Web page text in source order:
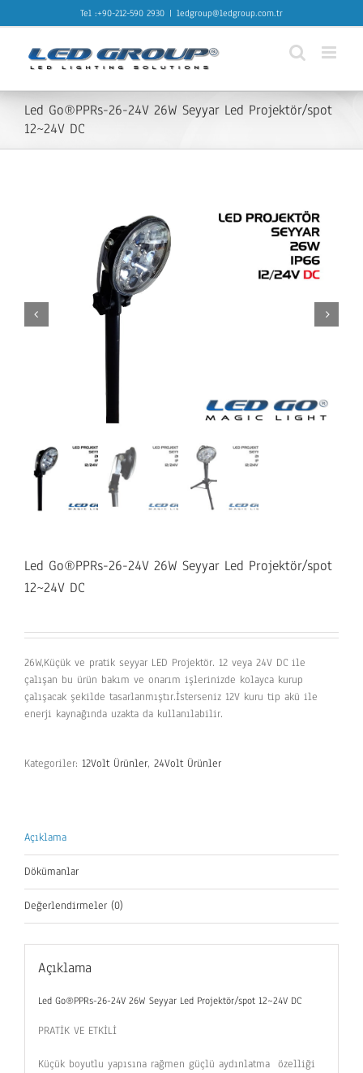
to
Tel :+90-212-590 2930 | ledgroup@ledgroup.com.tr
Led Go®PPRs-26-24V 26W Seyyar Led Projektör/spot
12~24V DC
Led Go®PPRs-26-24V 26W Seyyar Led Projektör/spot
12~24V DC
26W,Küçük ve pratik seyyar LED Projektör. 12 veya 24V DC ile
çalışan bu ürün bakım ve onarım işlerinizde kolayca kurup
çalışacak şekilde tasarlanmıştır.İsterseniz 12V kuru tip akü ile
enerji kaynağında uzakta da kullanılabilir.
Kategoriler: 12Volt Ürünler, 24Volt Ürünler
Açıklama
Dökümanlar
Değerlendirmeler (0)
Açıklama
Led Go®PPRs-26-24V 26W Seyyar Led Projektör/spot 12~24V DC
PRATİK VE ETKİLİ
Küçük boyutlu yapısına rağmen güçlü aydınlatma özelliği